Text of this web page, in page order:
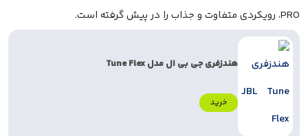
PRO، رویکردی متفاوت و جذاب را در پیش گرفته است.
هندزفری جی بی ال مدل Tune Flex
خرید